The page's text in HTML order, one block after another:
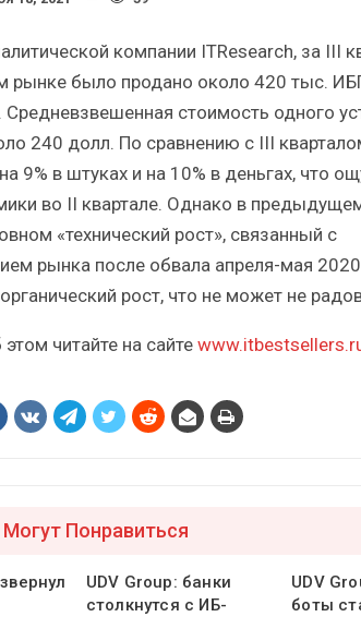
компании ITResearch, за III
рынке было продано около 420 тыс.
стоимость одного
240 долл. По сравнению с III
9% в штуках и на 10% в деньгах, что
во II квартале. Однако в
«технический рост», связанный с
рынка после обвала апреля-мая
рост, что не может не
читайте на сайте
Понравиться
UDV Group: банки
столкнутся с ИБ-
UDV
боты
Итоги и Бестселлеры
ИБП
Отрасль ИБП в депрессии?
Часть II.